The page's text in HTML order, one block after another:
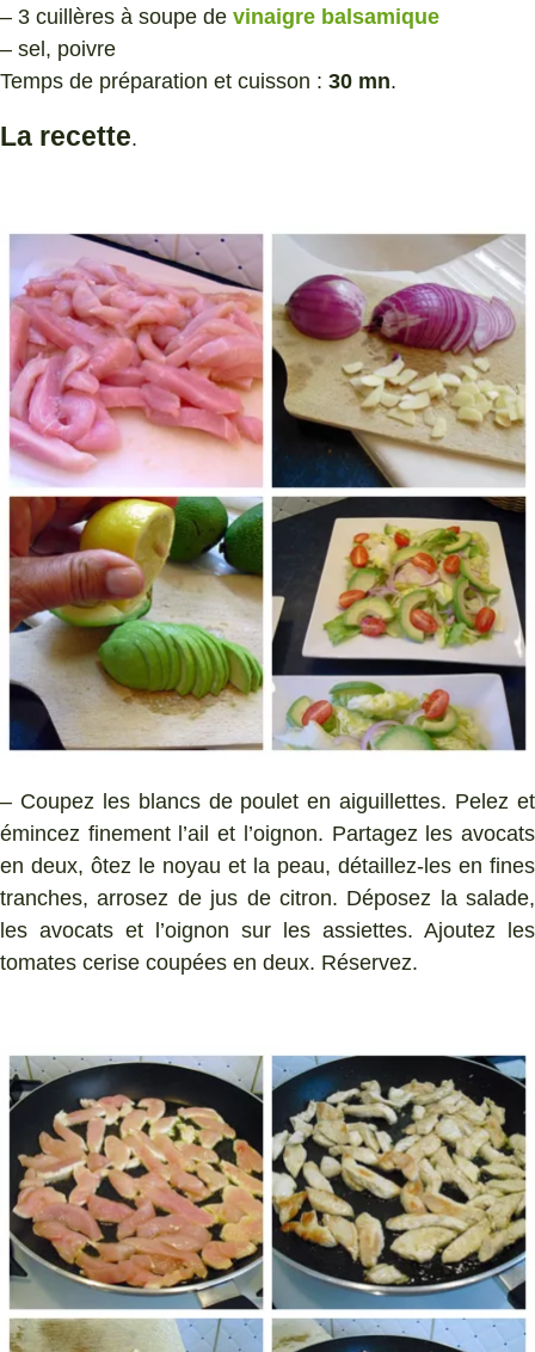
– 3 cuillères à soupe de vinaigre balsamique
– sel, poivre
Temps de préparation et cuisson : 30 mn.
La recette.
– Coupez les blancs de poulet en aiguillettes. Pelez et
émincez finement l’ail et l’oignon. Partagez les avocats
en deux, ôtez le noyau et la peau, détaillez-les en fines
tranches, arrosez de jus de citron. Déposez la salade,
les avocats et l’oignon sur les assiettes. Ajoutez les
tomates cerise coupées en deux. Réservez.